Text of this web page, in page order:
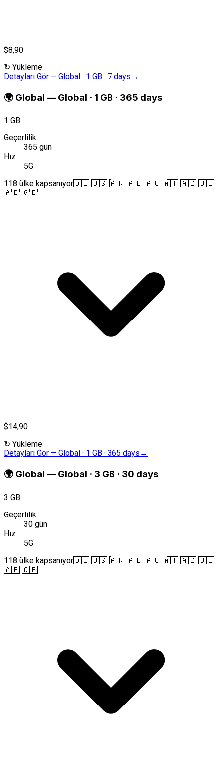
$8,90
↻ Yükleme
Detayları Gör — Global · 1 GB · 7 days →
🌍 Global — Global · 1 GB · 365 days
1 GB
Geçerlilik
365 gün
Hız
5G
118 ülke kapsanıyor🇩🇪 🇺🇸 🇦🇷 🇦🇱 🇦🇺 🇦🇹 🇦🇿 🇧🇪
🇦🇪 🇬🇧
$14,90
↻ Yükleme
Detayları Gör — Global · 1 GB · 365 days →
🌍 Global — Global · 3 GB · 30 days
3 GB
Geçerlilik
30 gün
Hız
5G
118 ülke kapsanıyor🇩🇪 🇺🇸 🇦🇷 🇦🇱 🇦🇺 🇦🇹 🇦🇿 🇧🇪
🇦🇪 🇬🇧